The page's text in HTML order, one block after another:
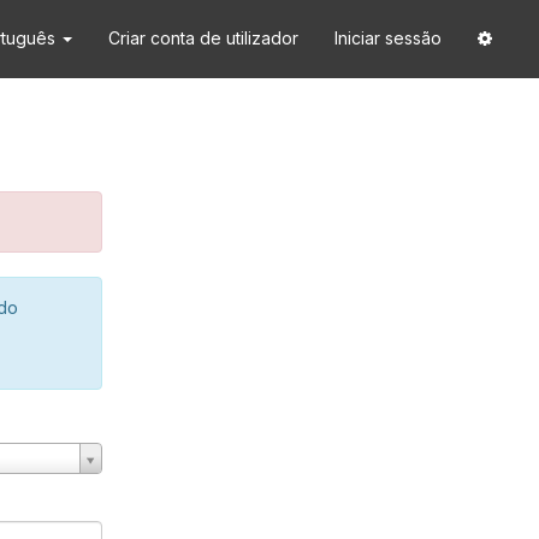
Criar conta de utilizador Iniciar sessão